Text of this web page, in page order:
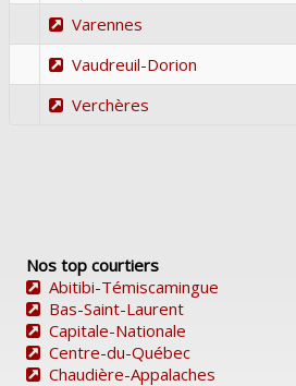
Varennes
Vaudreuil-Dorion
Verchères
Nos top courtiers
Abitibi-Témiscamingue
Bas-Saint-Laurent
Capitale-Nationale
Centre-du-Québec
Chaudière-Appalaches